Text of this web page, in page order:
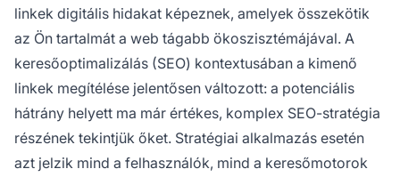
linkek digitális hidakat képeznek, amelyek összekötik
az Ön tartalmát a web tágabb ökoszisztémájával. A
keresőoptimalizálás (SEO) kontextusában a kimenő
linkek megítélése jelentősen változott: a potenciális
hátrány helyett ma már értékes, komplex SEO-stratégia
részének tekintjük őket. Stratégiai alkalmazás esetén
azt jelzik mind a felhasználók, mind a keresőmotorok